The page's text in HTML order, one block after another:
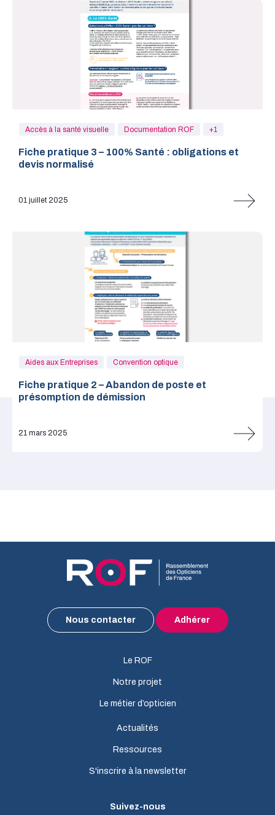
Fiche pratique 3 – 100% Santé : obligations et
devis normalisé
Accès à la santé visuelle Documentation ROF +1
01 juillet 2025
Fiche pratique 2 – Abandon de poste et
présomption de démission
Aides aux Entreprises Convention optique
21 mars 2025
Nous contacter Adhérer
Le ROF
Notre projet
Le métier d’opticien
Actualités
Ressources
S'inscrire à la newsletter
Suivez-nous